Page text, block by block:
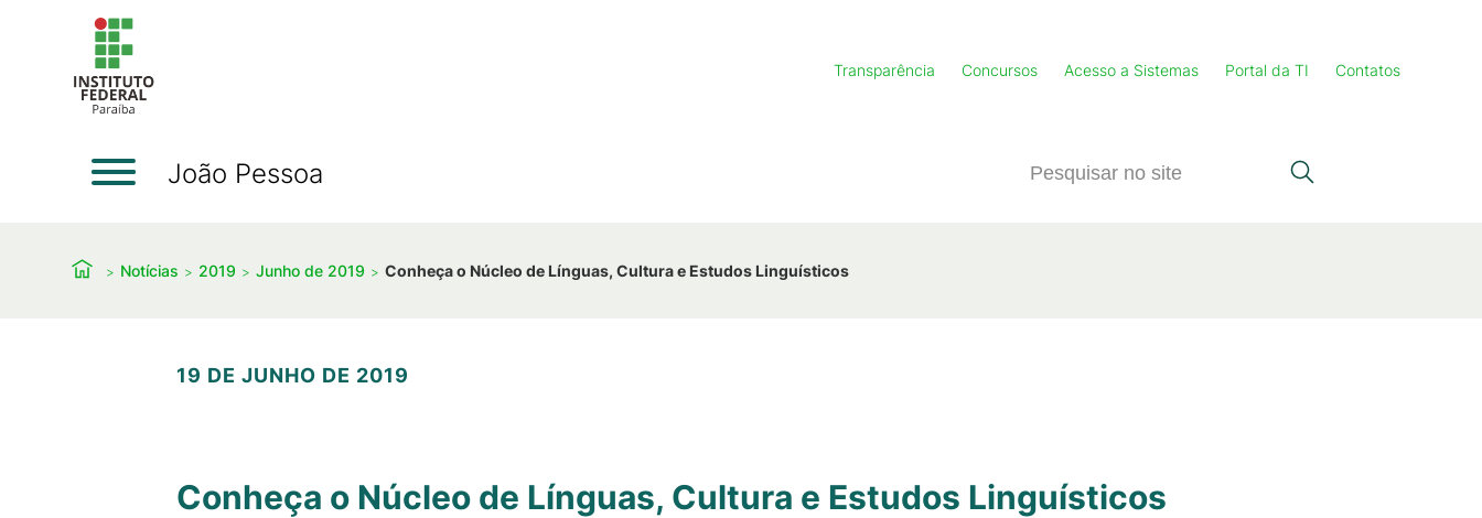
Transparência Concursos Acesso a Sistemas Portal da TI Contatos
João Pessoa
Notícias 2019 Junho de 2019 Conheça o Núcleo de Línguas, Cultura e Estudos Linguísticos
19 DE JUNHO DE 2019
Conheça o Núcleo de Línguas, Cultura e Estudos Linguísticos